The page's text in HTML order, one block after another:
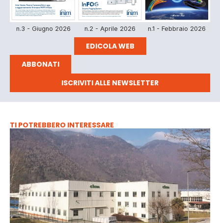
n.3 - Giugno 2026 n.2 - Aprile 2026 n.1 - Febbraio 2026
EDICOLA WEB
ABBONATI
ISCRIVITI ALLE NEWSLETTER
TI POTREBBERO INTERESSARE